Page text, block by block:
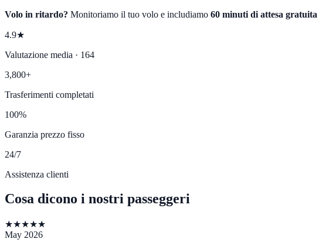
Volo in ritardo? Monitoriamo il tuo volo e includiamo 60 minuti di attesa gratuita
4.9★
Valutazione media · 164
3,800+
Trasferimenti completati
100%
Garanzia prezzo fisso
24/7
Assistenza clienti
Cosa dicono i nostri passeggeri
★★★★★
May 2026